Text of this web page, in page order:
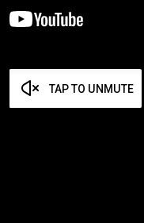
TAP TO UNMUTE